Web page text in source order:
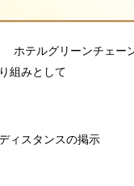
ホテルグリーンチェー
組みとして
ィスタンスの掲示